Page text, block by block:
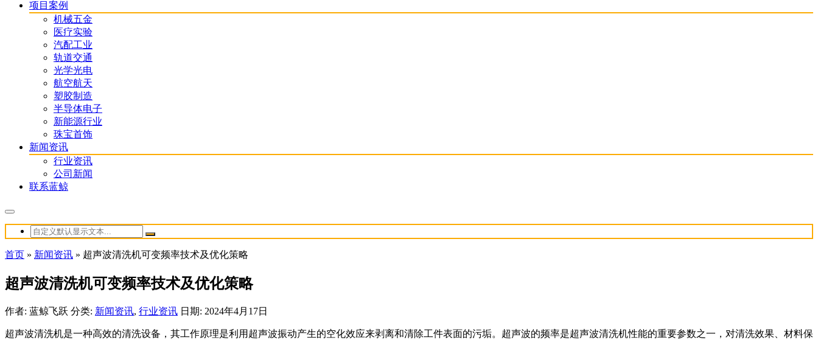
项目案例
机械五金
医疗实验
汽配工业
轨道交通
光学光电
航空航天
塑胶制造
半导体电子
新能源行业
珠宝首饰
新闻资讯
行业资讯
公司新闻
联系蓝鲸
首页 » 新闻资讯 » 超声波清洗机可变频率技术及优化策略
超声波清洗机可变频率技术及优化策略
作者: 蓝鲸飞跃 分类: 新闻资讯, 行业资讯 日期: 2024年4月17日
超声波清洗机是一种高效的清洗设备，其工作原理是利用超声波振动产生的空化效应来剥离和清除工件表面的污垢。超声波的频率是超声波清洗机性能的重要参数之一，对清洗效果、材料保